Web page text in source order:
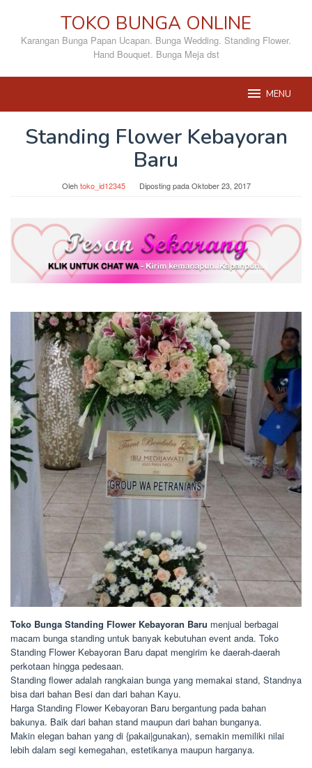
konten
TOKO BUNGA ONLINE
Karangan Bunga Papan Ucapan. Bunga Wedding. Standing Flower.
Hand Bouquet. Bunga Meja dst
MENU
Standing Flower Kebayoran
Baru
Olehtoko_id12345 Diposting padaOktober 23, 2017
Toko Bunga Standing Flower Kebayoran Baru menjual berbagai
macam bunga standing untuk banyak kebutuhan event anda. Toko
Standing Flower Kebayoran Baru dapat mengirim ke daerah-daerah
perkotaan hingga pedesaan.
Standing flower adalah rangkaian bunga yang memakai stand, Standnya
bisa dari bahan Besi dan dari bahan Kayu.
Harga Standing Flower Kebayoran Baru bergantung pada bahan
bakunya. Baik dari bahan stand maupun dari bahan bunganya.
Makin elegan bahan yang di {pakai|gunakan), semakin memiliki nilai
lebih dalam segi kemegahan, estetikanya maupun harganya.